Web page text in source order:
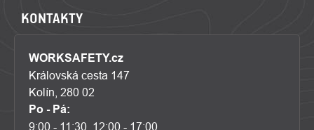
KONTAKTY
WORKSAFETY.cz
Královská cesta 147
Kolín, 280 02
Po - Pá:
9:00 - 11:30, 12:00 - 17:00